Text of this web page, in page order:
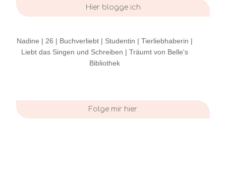
Hier blogge ich
Nadine | 26 | Buchverliebt | Studentin | Tierliebhaberin |
Liebt das Singen und Schreiben | Träumt von Belle's
Bibliothek
Folge mir hier